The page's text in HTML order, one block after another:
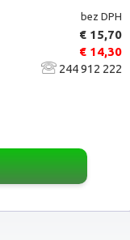
bez DPH
€ 15,70
€ 14,30
244 912 222